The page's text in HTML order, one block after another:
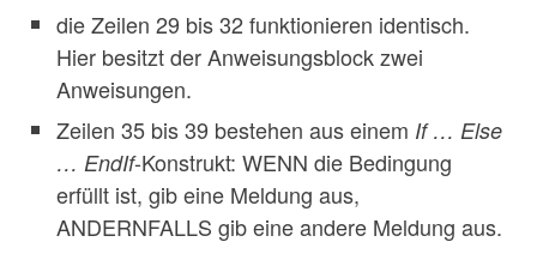
die Zeilen 29 bis 32 funktionieren identisch.
Hier besitzt der Anweisungsblock zwei
Anweisungen.
Zeilen 35 bis 39 bestehen aus einem If … Else
… EndIf-Konstrukt: WENN die Bedingung
erfüllt ist, gib eine Meldung aus,
ANDERNFALLS gib eine andere Meldung aus.